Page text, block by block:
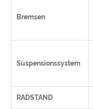
Bremsen
Suspensionssystem
RADSTAND